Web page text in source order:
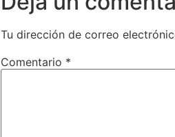
Tu dirección de correo
Comentario *